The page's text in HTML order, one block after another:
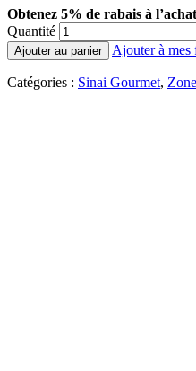
Obtenez 5% de rabais à
Quantité
Ajouter au panier Ajouter à mes
Catégories : Sinai Gourmet,